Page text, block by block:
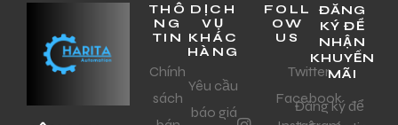
THÔ
NG
TIN
Chính
sách
DỊCH
VỤ
KHÁC
HÀNG
Yêu cầu
báo giá
FOLL
OW
US
Twitter
Facebook
ĐĂNG
KÝ ĐỂ
NHẬN
KHUYẾN
MÃI
Đăng ký để